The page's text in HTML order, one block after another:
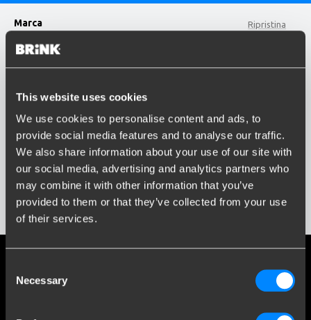
This website uses cookies
We use cookies to personalise content and ads, to
provide social media features and to analyse our traffic.
We also share information about your use of our site with
our social media, advertising and analytics partners who
may combine it with other information that you’ve
provided to them or that they’ve collected from your use
of their services.
Selection
Necessary
Ripristina
Marca
CITROËN
Digita o seleziona il modello...
Anno di costruzione
Inserisci o seleziona l'anno...
Mostra i risultati
Social media
Rimani informato sulle ultime novità
Dal 1903, Brink è cresciuta da una piccola fucina a un'azienda